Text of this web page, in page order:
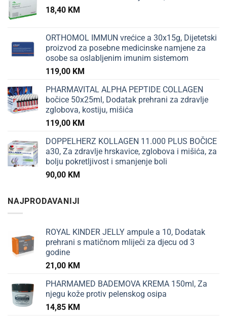
18,40 KM
ORTHOMOL IMMUN vrećice a 30x15g, Dijetetski
proizvod za posebne medicinske namjene za
osobe sa oslabljenim imunim sistemom
119,00 KM
PHARMAVITAL ALPHA PEPTIDE COLLAGEN
bočice 50x25ml, Dodatak prehrani za zdravlje
zglobova, kostiju, mišića
119,00 KM
DOPPELHERZ KOLLAGEN 11.000 PLUS BOČICE
a30, Za zdravlje hrskavice, zglobova i mišića, za
bolju pokretljivost i smanjenje boli
90,00 KM
NAJPRODAVANIJI
ROYAL KINDER JELLY ampule a 10, Dodatak
prehrani s matičnom mliječi za djecu od 3
godine
21,00 KM
PHARMAMED BADEMOVA KREMA 150ml, Za
njegu kože protiv pelenskog osipa
14,85 KM